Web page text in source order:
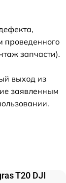
проведенного
запчасти).
выход из
заявленным
T20 DJI